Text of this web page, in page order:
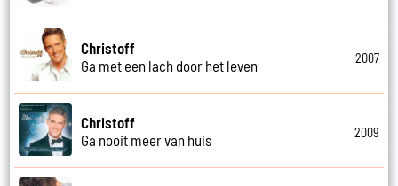
Christoff
Ga met een lach door het leven
2007
Christoff
Ga nooit meer van huis
2009